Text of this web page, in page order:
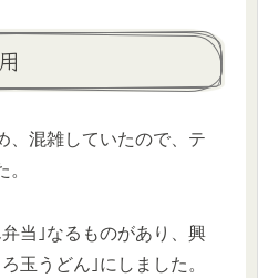
、混雑していたので、テ
当｣なるものがあり、興
玉うどん｣にしました。